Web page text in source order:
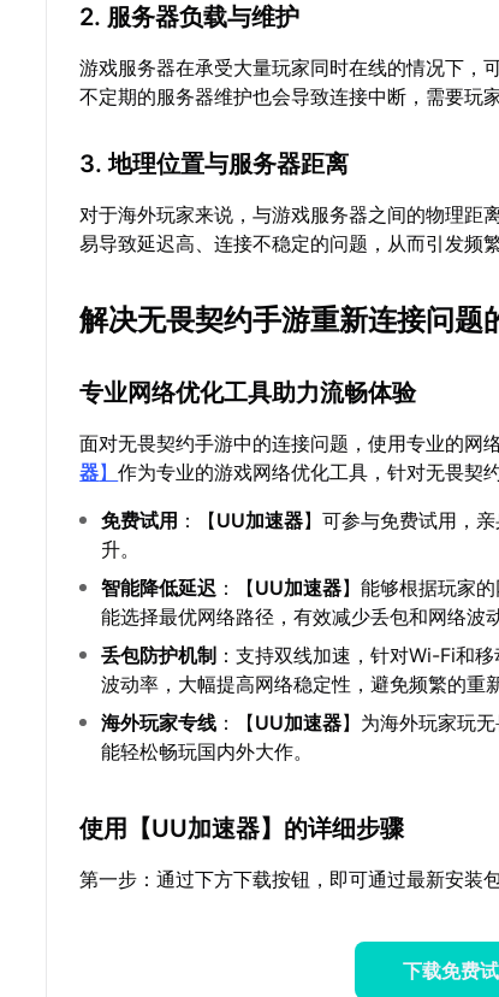
2. 服务器负载与维护
游戏服务器在承受大量玩家同时在线的情况下，
不定期的服务器维护也会导致连接中断，需要玩
3. 地理位置与服务器距离
对于海外玩家来说，与游戏服务器之间的物理距
易导致延迟高、连接不稳定的问题，从而引发频
解决无畏契约手游重新连接问题
专业网络优化工具助力流畅体验
面对无畏契约手游中的连接问题，使用专业的网
器】作为专业的游戏网络优化工具，针对无畏契
免费试用 ：【UU加速器】可参与免费试用，
升。
智能降低延迟 ：【UU加速器】能够根据玩家
能选择最优网络路径，有效减少丢包和网络波
丢包防护机制 ：支持双线加速，针对Wi-Fi和
波动率，大幅提高网络稳定性，避免频繁的重
海外玩家专线 ：【UU加速器】为海外玩家玩
能轻松畅玩国内外大作。
使用【UU加速器】的详细步骤
第一步：通过下方下载按钮，即可通过最新安装
下载免费